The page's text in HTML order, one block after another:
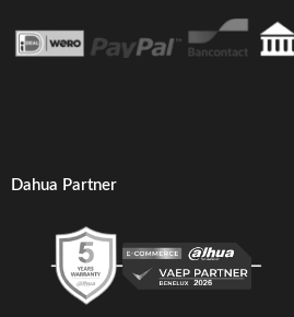
Dahua Partner